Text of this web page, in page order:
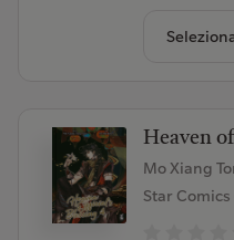
Heaven
Mo Xiang
Star Comics